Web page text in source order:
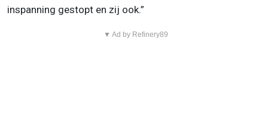
inspanning gestopt en zij ook.”
▼ Ad by Refinery89